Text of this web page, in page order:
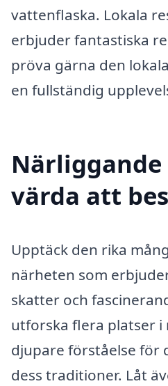
vattenflaska. Lokala
erbjuder fantastiska
pröva gärna den
en fullständig
värda att
Upptäck den rika
närheten som
skatter och
utforska flera platser i
djupare förståelse för
dess traditioner. Låt